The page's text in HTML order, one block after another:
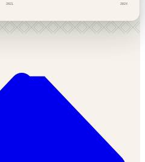
2021 2026